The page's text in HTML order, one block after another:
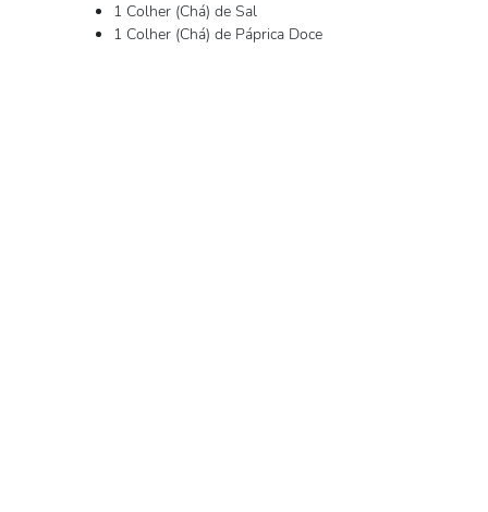
1 Colher (Chá) de Sal
1 Colher (Chá) de Páprica Doce